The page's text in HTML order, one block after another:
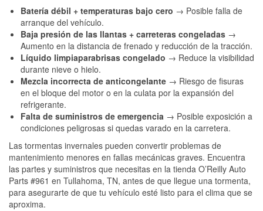
Batería débil + temperaturas bajo cero → Posible falla de
arranque del vehículo.
Baja presión de las llantas + carreteras congeladas →
Aumento en la distancia de frenado y reducción de la tracción.
Líquido limpiaparabrisas congelado → Reduce la visibilidad
durante nieve o hielo.
Mezcla incorrecta de anticongelante → Riesgo de fisuras
en el bloque del motor o en la culata por la expansión del
refrigerante.
Falta de suministros de emergencia → Posible exposición a
condiciones peligrosas si quedas varado en la carretera.
Las tormentas invernales pueden convertir problemas de
mantenimiento menores en fallas mecánicas graves. Encuentra
las partes y suministros que necesitas en la tienda O’Reilly Auto
Parts #961 en Tullahoma, TN, antes de que llegue una tormenta,
para asegurarte de que tu vehículo esté listo para el clima que se
aproxima.